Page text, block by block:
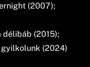
(2007);
délibáb (2015);
gyilkolunk (2024)